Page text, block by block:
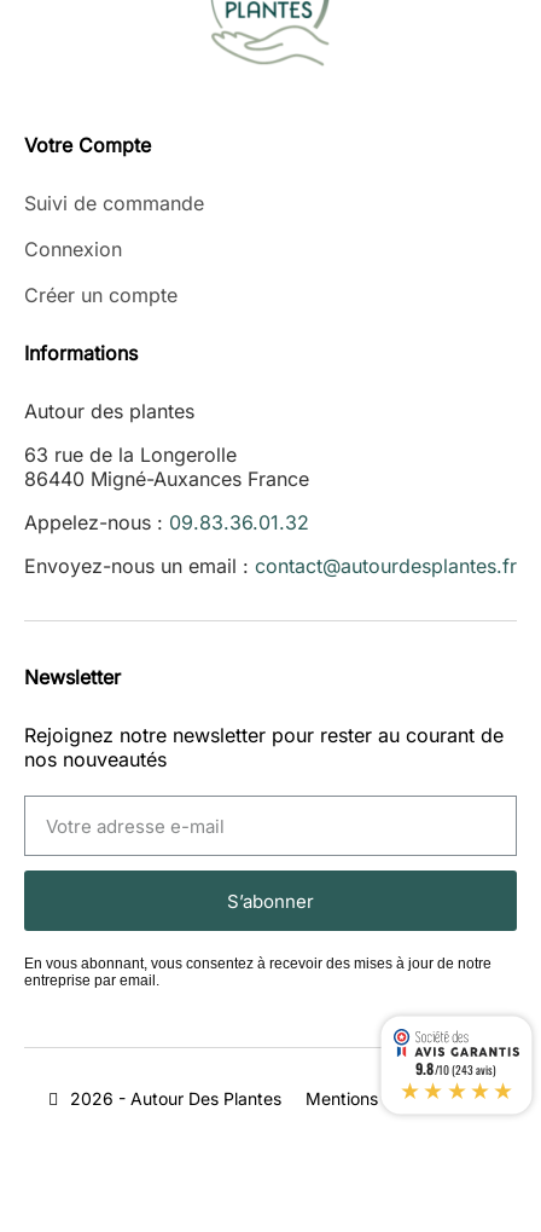
Votre Compte
Suivi de commande
Connexion
Créer un compte
Informations
Autour des plantes
63 rue de la Longerolle
86440 Migné-Auxances France
Appelez-nous : 09.83.36.01.32
Envoyez-nous un email : contact@autourdesplantes.fr
Newsletter
Rejoignez notre newsletter pour rester au courant de
nos nouveautés
S’abonner
En vous abonnant, vous consentez à recevoir des mises à jour de notre
entreprise par email.
2026 - Autour Des Plantes Mentions légales
CGV
9.8/10 (243 avis)
★★★★★